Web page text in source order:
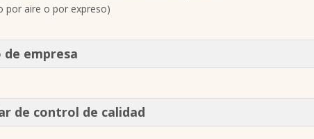
por aire o por expreso)
de empresa
de control de calidad